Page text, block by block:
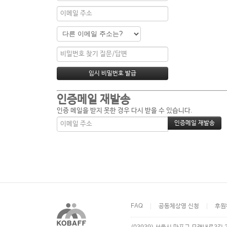
인증메일 재발송
인증 메일을 받지 못한 경우 다시 받을 수 있습니다.
FAQ 공동체상영 신청 후원